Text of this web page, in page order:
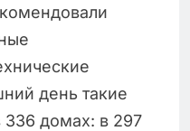
день такие
домах: в 297